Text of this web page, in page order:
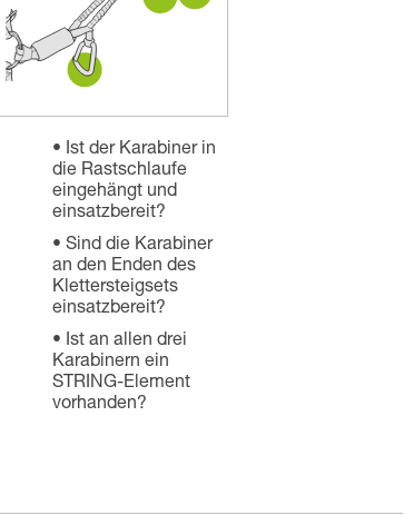
Ist der Karabiner in
die Rastschlaufe
eingehängt und
einsatzbereit?
Sind die Karabiner
an den Enden des
Klettersteigsets
einsatzbereit?
Ist an allen drei
Karabinern ein
STRING-Element
vorhanden?